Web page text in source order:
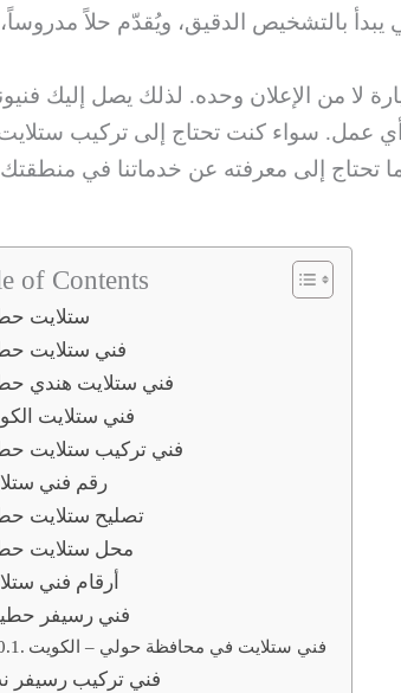
يبدأ بالتشخيص الدقيق، ويُقدّم حلاً
لا من الإعلان وحده. لذلك يصل إليك
عمل. سواء كنت تحتاج إلى تركيب
of Contents
ستلايت
فني ستلايت
فني ستلايت هندي
فني ستلايت
فني تركيب ستلايت
رقم فني
تصليح ستلايت
محل ستلايت
أرقام فني
فني رسيفر
فني ستلايت في محافظة حولي – الكويت
فني تركيب رسيفر